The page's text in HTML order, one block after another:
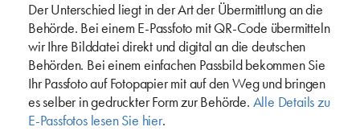
Der Unterschied liegt in der Art der Übermittlung an die
Behörde. Bei einem E-Passfoto mit QR-Code übermitteln
wir Ihre Bilddatei direkt und digital an die deutschen
Behörden. Bei einem einfachen Passbild bekommen Sie
Ihr Passfoto auf Fotopapier mit auf den Weg und bringen
es selber in gedruckter Form zur Behörde. Alle Details zu
E-Passfotos lesen Sie hier.